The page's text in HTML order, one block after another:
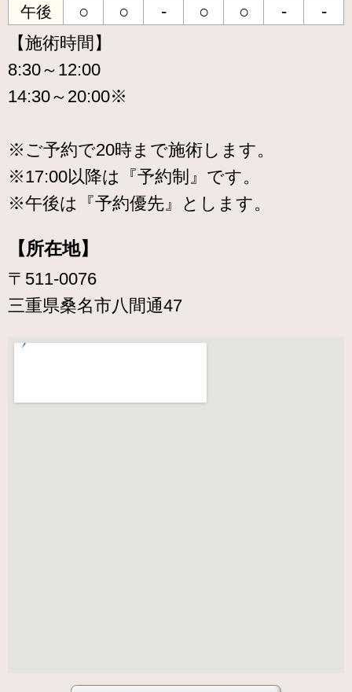
午後 ○ ○ - ○ ○ -
-
【施術時間】
8:30～12:00
14:30～20:00※
※ご予約で20時まで施術します。
※17:00以降は『予約制』です。
※午後は『予約優先』とします。
【所在地】
〒511-0076
三重県桑名市八間通47